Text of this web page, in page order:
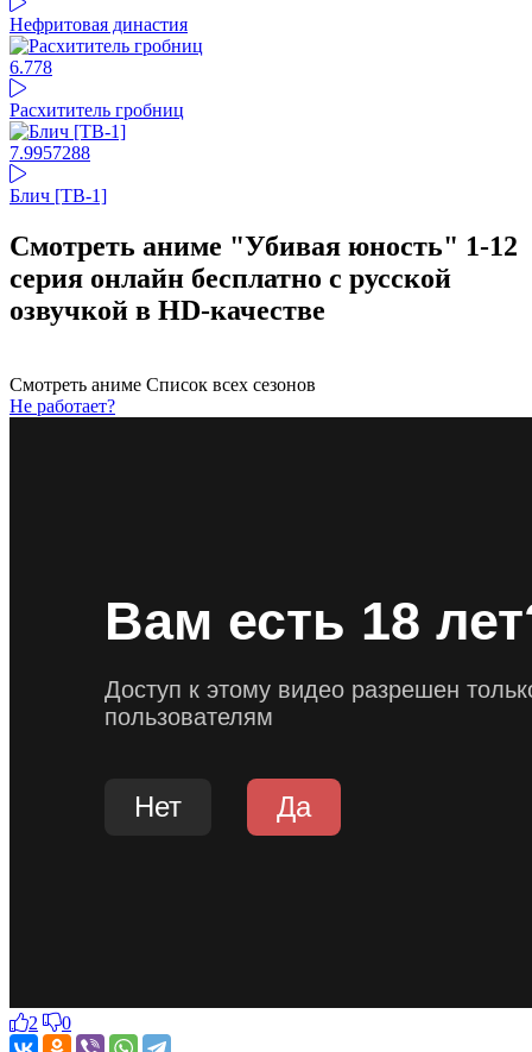
Нефритовая династия
6.778
Расхититель гробниц
7.9957288
Блич [ТВ-1]
Смотреть аниме "Убивая юность" 1-12
серия онлайн бесплатно с русской
озвучкой в HD-качестве
Смотреть аниме Список всех сезонов
Не работает?
2 0